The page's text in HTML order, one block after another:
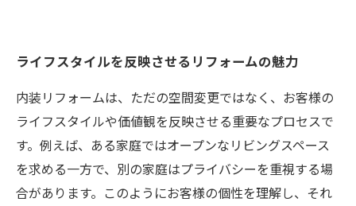
ライフスタイルを反映させるリフォームの魅力
内装リフォームは、ただの空間変更ではなく、お客様の
ライフスタイルや価値観を反映させる重要なプロセスで
す。例えば、ある家庭ではオープンなリビングスペース
を求める一方で、別の家庭はプライバシーを重視する場
合があります。このようにお客様の個性を理解し、それ